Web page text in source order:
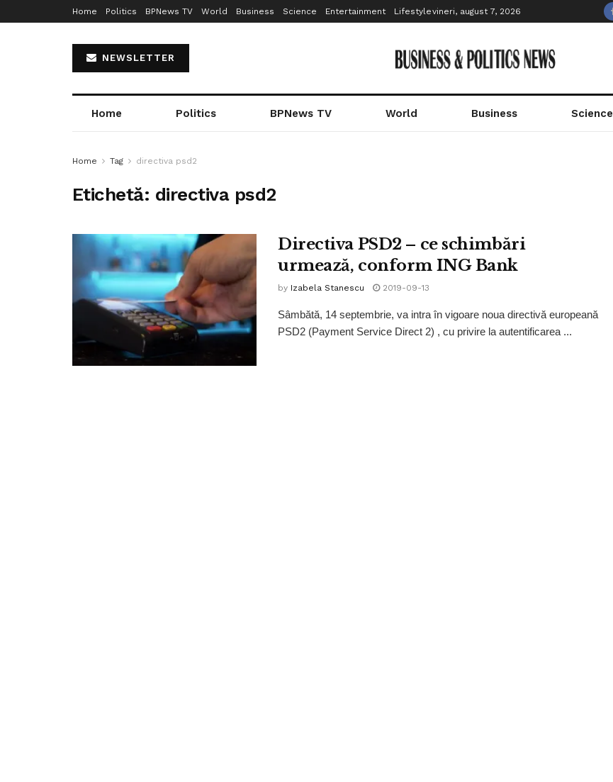
Home Politics BPNews TV World Business Science Entertainment Lifestylevineri, august 7, 2026
NEWSLETTER
Home Politics BPNews TV World Business Science
Home Tag directiva psd2
Etichetă: directiva psd2
Directiva PSD2 – ce schimbări
urmează, conform ING Bank
by Izabela Stanescu 2019-09-13
Sâmbătă, 14 septembrie, va intra în vigoare noua directivă europeană
PSD2 (Payment Service Direct 2) , cu privire la autentificarea ...